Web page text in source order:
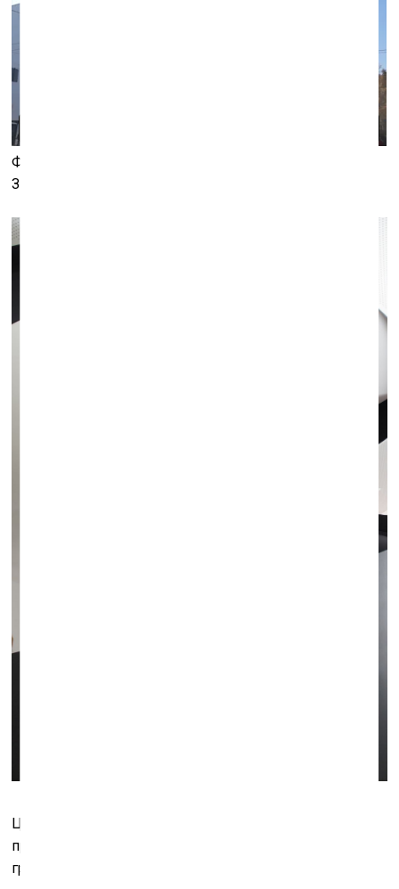
Фрагмент исполнения «МО»
Звонкаса
Центральная лестница, ведущая к экспозиционным
пространствам. По словам Либескинда, весь музей
группируется вокруг неё